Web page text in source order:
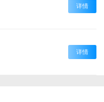
详情
详情